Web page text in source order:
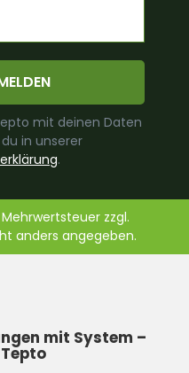
mit deinen Daten
in unserer
.
zzgl.
anders angegeben.
mit System –